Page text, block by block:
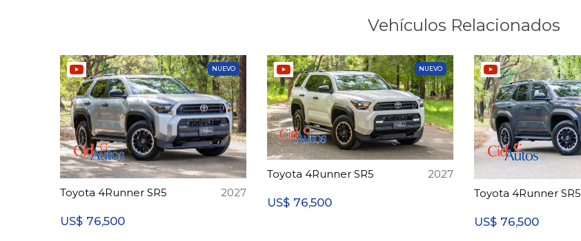
Vehículos Relacionados
NUEVO
Toyota 4Runner SR5 2027
US$ 76,500
NUEVO
Toyota 4Runner SR5 2027
US$ 76,500
Toyota 4Runner SR5
US$ 76,500